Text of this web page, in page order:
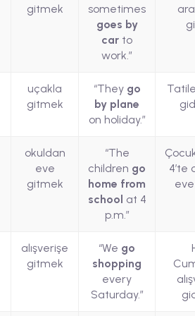
gitmek
sometimes
goes by
car to
work.”
uçakla
gitmek
“They go
by plane
on holiday.”
okuldan
eve
gitmek
“The
children go
home from
school at 4
p.m.”
4’te
alışverişe
gitmek
“We go
shopping
every
Saturday.”